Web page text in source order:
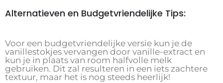
Alternatieven en Budgetvriendelijke Tips:
Voor een budgetvriendelijke versie kun je de
vanillestokjes vervangen door vanille-extract en
kun je in plaats van room halfvolle melk
gebruiken. Dit zal resulteren in een iets zachtere
textuur, maar het is nog steeds heerlijk!